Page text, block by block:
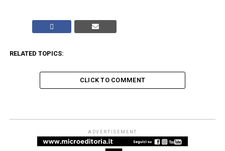
RELATED TOPICS:
CLICK TO COMMENT
ADVERTISEMENT